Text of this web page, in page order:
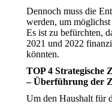
Dennoch muss die
werden, um
Es ist zu befürchten,
2021 und 2022
könnten.
TOP 4 Strategische
– Überführung der
Um den Haushalt für